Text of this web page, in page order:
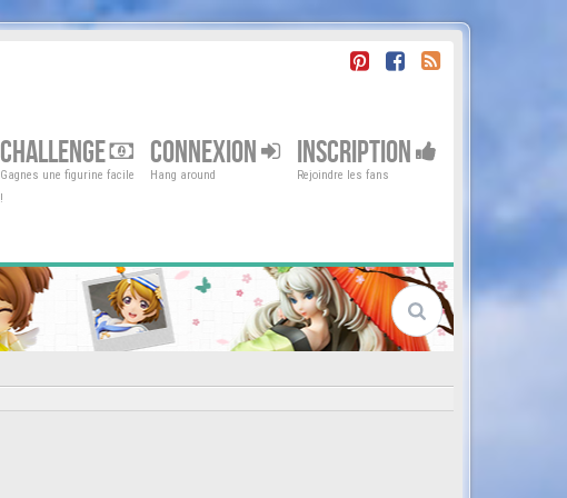
CHALLENGE
Gagnes une figurine facile
!
CONNEXION
Hang around
INSCRIPTION
Rejoindre les fans